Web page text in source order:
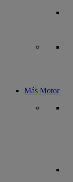
Más Motor